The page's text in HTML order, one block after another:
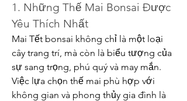
1. Những Thế Mai Bonsai Được
Yêu Thích Nhất
Mai Tết bonsai không chỉ là một loại
cây trang trí, mà còn là biểu tượng của
sự sang trọng, phú quý và may mắn.
Việc lựa chọn thế mai phù hợp với
không gian và phong thủy gia đình là